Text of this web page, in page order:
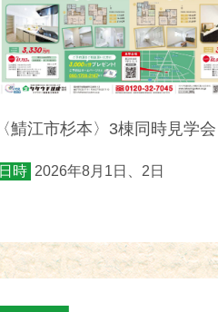
〈鯖江市杉本〉3棟同時見学会
日時 2026年8月1日、2日